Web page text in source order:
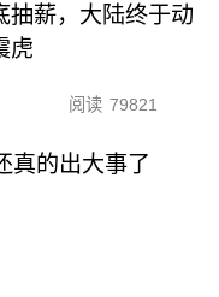
抽薪，大陆终于动
虎
阅读 79821
真的出大事了